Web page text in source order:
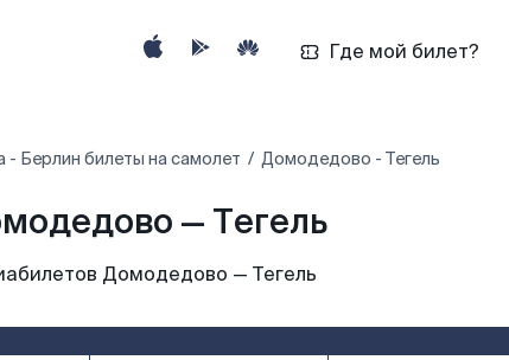
Где мой билет?
- Берлин билеты на самолет Домодедово - Тегель
— Тегель
Домодедово — Тегель